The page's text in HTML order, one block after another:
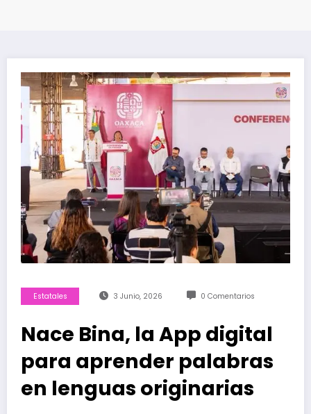
Estatales 3 Junio, 2026 0 Comentarios
Nace Bina, la App digital
para aprender palabras
en lenguas originarias